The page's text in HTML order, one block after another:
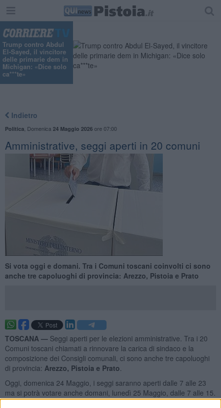
Trump contro Abdul
El-Sayed, il vincitore
delle primarie dem in
Michigan: «Dice solo
ca***te»
Indietro
Politica Domenica 24 Maggio 2026ore 07:00
Amministrative, seggi aperti in 20 comuni
Si vota oggi e domani. Tra i Comuni toscani coinvolti ci sono
anche tre capoluoghi di provincia: Arezzo, Pistoia e Prato
TOSCANA — Seggi aperti per le elezioni amministrative. Tra i 20
Comuni toscani chiamati a rinnovare la carica di sindaco e la
composizione dei Consigli comunali, ci sono anche tre capoluoghi
di provincia: Arezzo, Pistoia e Prato
Oggi, domenica 24 Maggio, i seggi saranno aperti dalle 7 alle 23
ma si potrà votare anche domani, lunedì 25 Maggio, dalle 7 alle 15.
Una volta chiusi i seggi inizierà lo spoglio delle schede.